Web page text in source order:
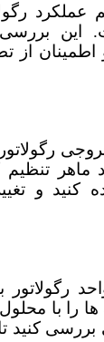
این
از
تنظیم
کنید و
رگولاتور
ها را با
کنید